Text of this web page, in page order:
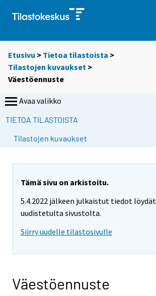
Etusivu > Tietoa tilastoista >
Tilastojen kuvaukset >
Väestöennuste
Avaa valikko
TIETOA TILASTOISTA
Tilastojen kuvaukset
Tämä sivu on arkistoitu.
5.4.2022 jälkeen julkaistut tiedot löydät
uudistetulta sivustolta.
Siirry uudelle tilastosivulle
Väestöennuste